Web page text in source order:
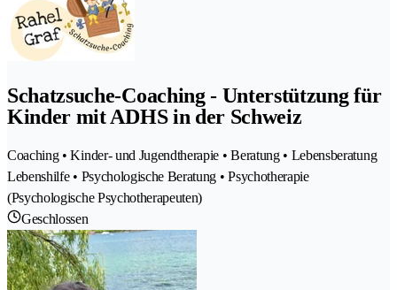
Schatzsuche-Coaching - Unterstützung für
Kinder mit ADHS in der Schweiz
Coaching • Kinder- und Jugendtherapie • Beratung • Lebensberatung
Lebenshilfe • Psychologische Beratung • Psychotherapie
(Psychologische Psychotherapeuten)
Geschlossen